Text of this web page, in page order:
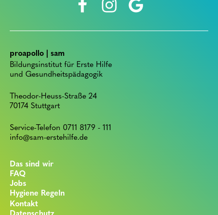
proapollo | sam
Bildungsinstitut für Erste Hilfe
und Gesundheitspädagogik
Theodor-Heuss-Straße 24
70174 Stuttgart
Service-Telefon 0711 8179 - 111
info@sam-erstehilfe.de
Das sind wir
FAQ
Jobs
Hygiene Regeln
Kontakt